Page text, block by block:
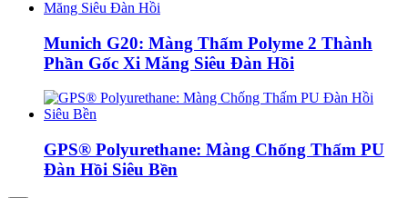
Munich G20: Màng Thấm Polyme 2 Thành
Phần Gốc Xi Măng Siêu Đàn Hồi
GPS® Polyurethane: Màng Chống Thấm PU
Đàn Hồi Siêu Bền